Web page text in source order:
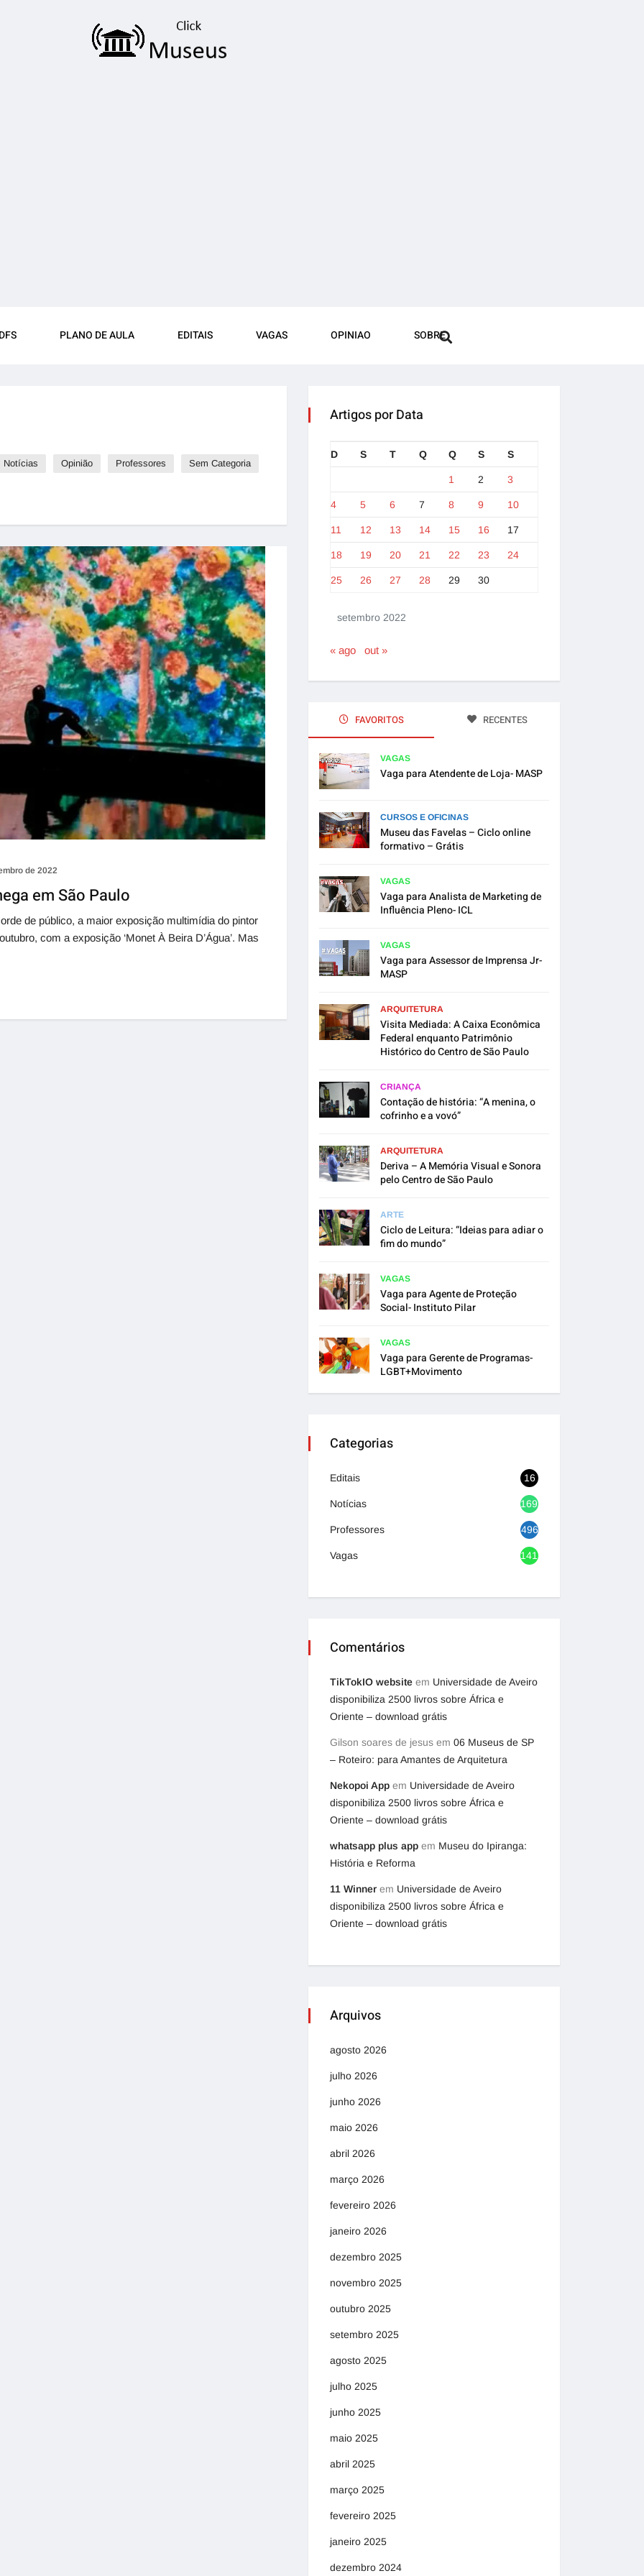
PLANO DE AULA EDITAIS VAGAS OPINIAO SOBRE
Notícias Opinião Professores
Sem Categoria
de 2022
em São Paulo
de público, a maior exposição multimídia do pintor
com a exposição ‘Monet À Beira D’Água’. Mas
Artigos por Data
setembro 2022
D S T Q Q S S
1 2 3
4 5 6 7 8 9 10
11 12 13 14 15 16 17
18 19 20 21 22 23 24
25 26 27 28 29 30
« ago out »
FAVORITOS RECENTES
VAGAS
Vaga para Atendente de Loja- MASP
CURSOS E OFICINAS
Museu das Favelas – Ciclo online
formativo – Grátis
VAGAS
Vaga para Analista de Marketing de
Influência Pleno- ICL
VAGAS
Vaga para Assessor de Imprensa Jr-
MASP
ARQUITETURA
Visita Mediada: A Caixa Econômica
Federal enquanto Patrimônio
Histórico do Centro de São Paulo
CRIANÇA
Contação de história: “A menina, o
cofrinho e a vovó”
ARQUITETURA
Deriva – A Memória Visual e Sonora
pelo Centro de São Paulo
ARTE
Ciclo de Leitura: “Ideias para adiar o
fim do mundo”
VAGAS
Vaga para Agente de Proteção
Social- Instituto Pilar
VAGAS
Vaga para Gerente de Programas-
LGBT+Movimento
Categorias
Editais 16
Notícias 1692
Professores 496
Vagas 1417
Comentários
TikTokIO website em Universidade de Aveiro
disponibiliza 2500 livros sobre África e
Oriente – download grátis
Gilson soares de jesus em 06 Museus de SP
– Roteiro: para Amantes de Arquitetura
Nekopoi App em Universidade de Aveiro
disponibiliza 2500 livros sobre África e
Oriente – download grátis
whatsapp plus app em Museu do Ipiranga:
História e Reforma
11 Winner em Universidade de Aveiro
disponibiliza 2500 livros sobre África e
Oriente – download grátis
Arquivos
agosto 2026
julho 2026
junho 2026
maio 2026
abril 2026
março 2026
fevereiro 2026
janeiro 2026
dezembro 2025
novembro 2025
outubro 2025
setembro 2025
agosto 2025
julho 2025
junho 2025
maio 2025
abril 2025
março 2025
fevereiro 2025
janeiro 2025
dezembro 2024